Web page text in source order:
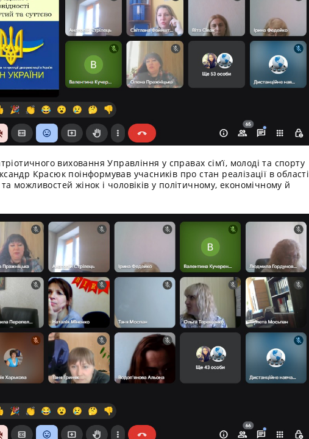
виховання Управління у справах сім’ї, молоді та спорту
Красюк поінформував учасників про стан реалізації в області
можливостей жінок і чоловіків у політичному, економічному й